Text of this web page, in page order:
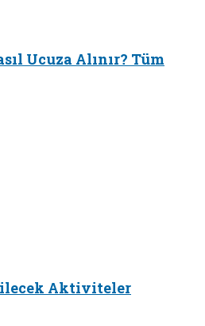
Ucuza Alınır? Tüm
Aktiviteler